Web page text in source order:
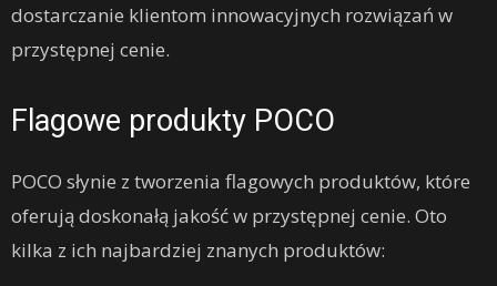
dostarczanie klientom innowacyjnych rozwiązań w
przystępnej cenie.
Flagowe produkty POCO
POCO słynie z tworzenia flagowych produktów, które
oferują doskonałą jakość w przystępnej cenie. Oto
kilka z ich najbardziej znanych produktów: